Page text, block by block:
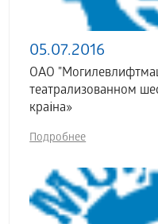
05.07.2016
ОАО
театрализованном
краіна»
Подробнее